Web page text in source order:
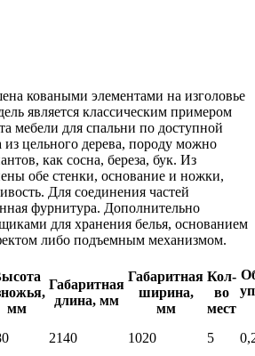
коваными элементами на изголовье
является классическим примером
мебели для спальни по доступной
из цельного дерева, породу можно
как сосна, береза, бук. Из
обе стенки, основание и ножки,
Для соединения частей
фурнитура. Дополнительно
для хранения белья, основанием
либо подъемным механизмом.
мм
Габаритная
длина, мм
Габаритная
ширина,
мм
Кол-
во
мест
2140 1020 5